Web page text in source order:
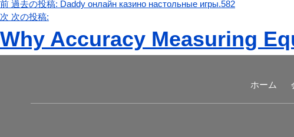
前 過去の投稿: Daddy онлайн казино настольные игры.582
次 次の投稿:
Why Accuracy Measuring
ホーム